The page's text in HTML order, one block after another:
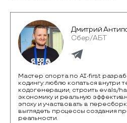
Дмитрий
Сбер/АБТ
Мастер спорта по AI-first
кодингу: люблю копаться внутри
кодогенерации, строить evals/
экономику и реальную
эпоху и участвовать в
выглядеть процессы создания
реальности.